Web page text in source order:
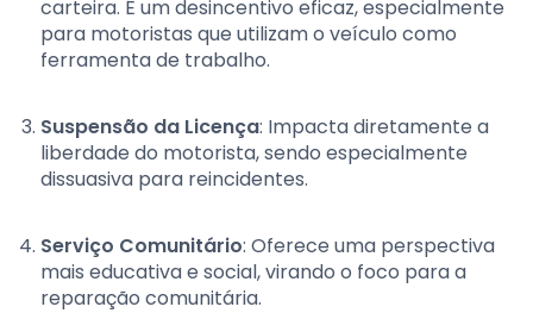
carteira. É um desincentivo eficaz, especialmente
para motoristas que utilizam o veículo como
ferramenta de trabalho.
Suspensão da Licença: Impacta diretamente a
liberdade do motorista, sendo especialmente
dissuasiva para reincidentes.
Serviço Comunitário: Oferece uma perspectiva
mais educativa e social, virando o foco para a
reparação comunitária.